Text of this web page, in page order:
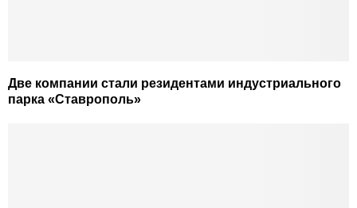
Две компании стали резидентами индустриального
парка «Ставрополь»